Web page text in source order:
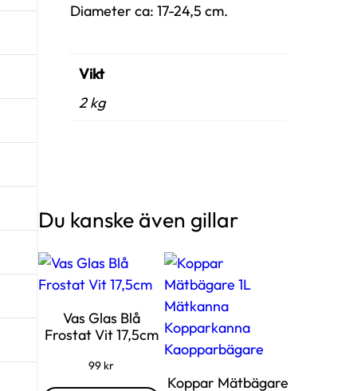
Diameter ca: 17-24,5 cm.
Vikt
2 kg
Du kanske även gillar
Vas Glas Blå
Frostat Vit 17,5cm
99 kr
Koppar Mätbägare